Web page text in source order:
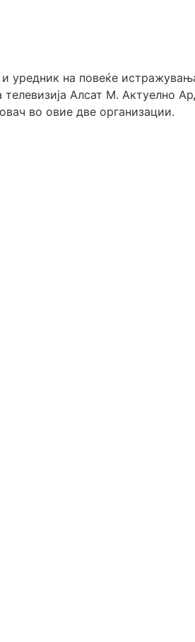
уредник на повеќе
Алсат М. Актуелно
во овие две организации.